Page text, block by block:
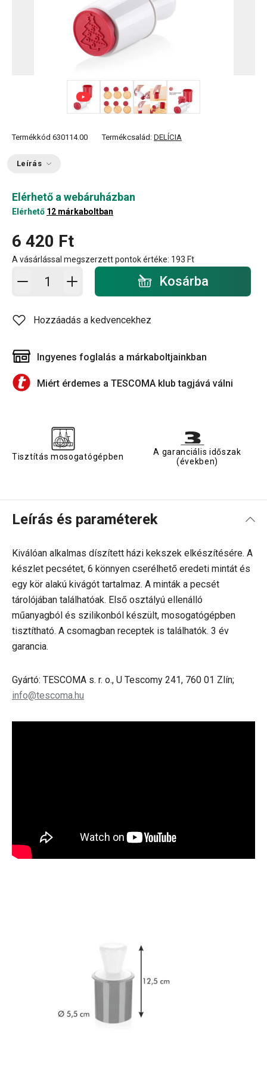
Termékkód 630114.00 Termékcsalád: DELÍCIA
Leírás
Elérhető a webáruházban
Elérhető 12 márkaboltban
6 420 Ft
A vásárlással megszerzett pontok értéke: 193 Ft
Kosárba - mennyiség Kosárba
Hozzáadás a kedvencekhez
Ingyenes foglalás a márkaboltjainkban
Miért érdemes a TESCOMA klub tagjává válni
Tisztítás mosogatógépben
A garanciális időszak
(években)
Leírás és paraméterek
Kiválóan alkalmas díszített házi kekszek elkészítésére. A
készlet pecsétet, 6 könnyen cserélhető eredeti mintát és
egy kör alakú kivágót tartalmaz. A minták a pecsét
tárolójában találhatóak. Első osztályú ellenálló
műanyagból és szilikonból készült, mosogatógépben
tisztítható. A csomagban receptek is találhatók. 3 év
garancia.
Gyártó: TESCOMA s. r. o., U Tescomy 241, 760 01 Zlín;
info@tescoma.hu